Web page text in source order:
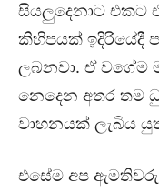
සියලුදෙනාට එකට
කිහිපයක් ඉදිරියේදී
ලබනවා. ඒ වගේම
නෙදෙන අතර තම
වාහනයක් ලැබිය
එසේම අප ඇමතිවරු